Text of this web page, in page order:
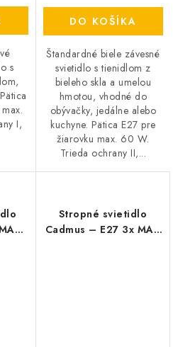
s
I,
DO KOŠÍKA
Štandardné biele závesné
svietidlo s tienidlom z
bieleho skla a umelou
hmotou, vhodné do
obývačky, jedálne alebo
kuchyne. Pätica E27 pre
žiarovku max. 60 W.
Trieda ochrany II,...
Stropné svietidlo
Cadmus – E27 3x MAX